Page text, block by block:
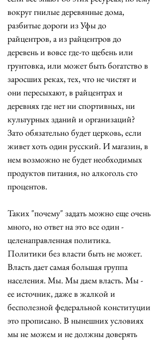
вокруг гнилые деревянные дома,
разбитые дороги из Уфы до
райцентров, а из райцентров до
деревень и вовсе где-то щебень или
грунтовка, или может быть богатство в
заросших реках, тех, что не чистят и
они пересыхают, в райцентрах и
деревнях где нет ни спортивных, ни
культурных зданий и организаций?
Зато обязательно будет церковь, если
живет хоть один русский. И магазин, в
нем возможно не будет необходимых
продуктов питания, но алкоголь сто
процентов.
Таких "почему" задать можно еще очень
много, но ответ на это все один -
целенаправленная политика.
Политики без власти быть не может.
Власть дает самая большая группа
населения. Мы. Мы даем власть. Мы -
ее источник, даже в жалкой и
бесполезной федеральной конституции
это прописано. В нынешних условиях
мы не можем и не должны доверять